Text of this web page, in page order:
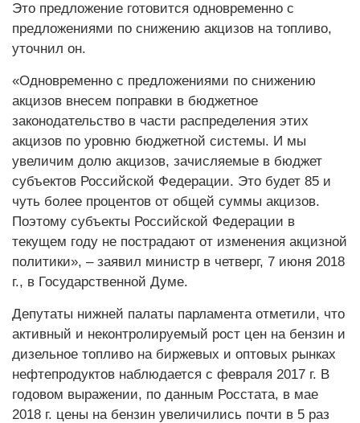
Это предложение готовится одновременно с
предложениями по снижению акцизов на топливо,
уточнил он.
«Одновременно с предложениями по снижению
акцизов внесем поправки в бюджетное
законодательство в части распределения этих
акцизов по уровню бюджетной системы. И мы
увеличим долю акцизов, зачисляемые в бюджет
субъектов Российской Федерации. Это будет 85 и
чуть более процентов от общей суммы акцизов.
Поэтому субъекты Российской Федерации в
текущем году не пострадают от изменения акцизной
политики», – заявил министр в четверг, 7 июня 2018
г., в Государственной Думе.
Депутаты нижней палаты парламента отметили, что
активный и неконтролируемый рост цен на бензин и
дизельное топливо на биржевых и оптовых рынках
нефтепродуктов наблюдается с февраля 2017 г. В
годовом выражении, по данным Росстата, в мае
2018 г. цены на бензин увеличились почти в 5 раз